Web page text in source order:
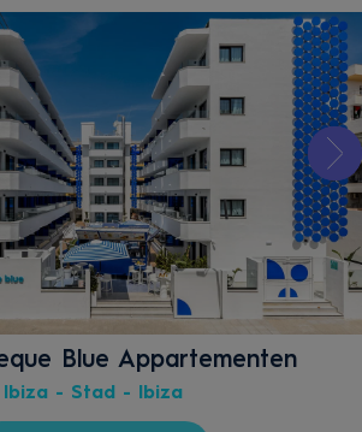
Blue Appartementen
Ibiza - Stad - Ibiza